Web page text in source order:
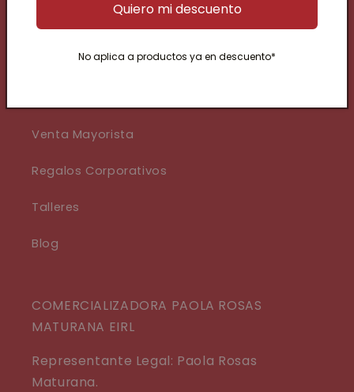
Nuestra Historia
Venta Mayorista
Regalos Corporativos
Talleres
Blog
COMERCIALIZADORA PAOLA ROSAS
MATURANA EIRL
Representante Legal: Paola Rosas
Maturana.
Quiero mi descuento
No aplica a productos ya en descuento*